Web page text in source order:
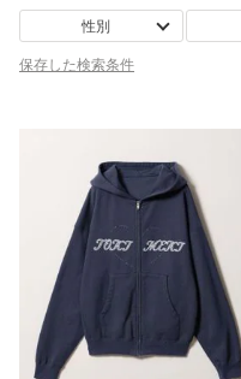
性別
保存した検索条件